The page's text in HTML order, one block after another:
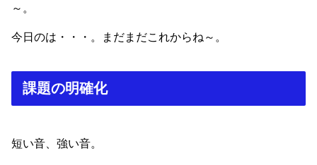
～。
今日のは・・・。まだまだこれからね～。
課題の明確化
短い音、強い音。